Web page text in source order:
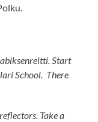
Start
School. There
Take a